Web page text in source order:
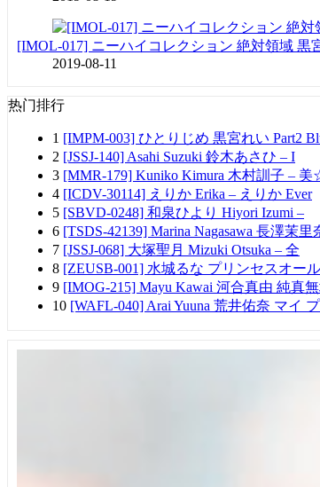
[IMOL-017] ニーハイコレクション 絶対領域 黒
2019-08-11
热门排行
1 [IMPM-003] ひとりじめ 黒宮れい Part2
2 [JSSJ-140] Asahi Suzuki 鈴木あさひ – I
3 [MMR-179] Kuniko Kimura 木村訓子 –
4 [ICDV-30114] えりか Erika – えりか Ever
5 [SBVD-0248] 和泉ひより Hiyori Izumi –
6 [TSDS-42139] Marina Nagasawa 長澤茉里
7 [JSSJ-068] 大塚聖月 Mizuki Otsuka – 全
8 [ZEUSB-001] 水城るな プリンセスオー
9 [IMOG-215] Mayu Kawai 河合真由 純真
10 [WAFL-040] Arai Yuuna 荒井佑奈 マイ プ